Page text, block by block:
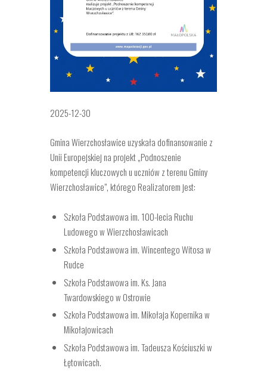
2025-12-30
Gmina Wierzchosławice uzyskała dofinansowanie z
Unii Europejskiej na projekt „Podnoszenie
kompetencji kluczowych u uczniów z terenu Gminy
Wierzchosławice”, którego Realizatorem jest:
Szkoła Podstawowa im. 100-lecia Ruchu
Ludowego w Wierzchosławicach
Szkoła Podstawowa im. Wincentego Witosa w
Rudce
Szkoła Podstawowa im. Ks. Jana
Twardowskiego w Ostrowie
Szkoła Podstawowa im. Mikołaja Kopernika w
Mikołajowicach
Szkoła Podstawowa im. Tadeusza Kościuszki w
Łętowicach.